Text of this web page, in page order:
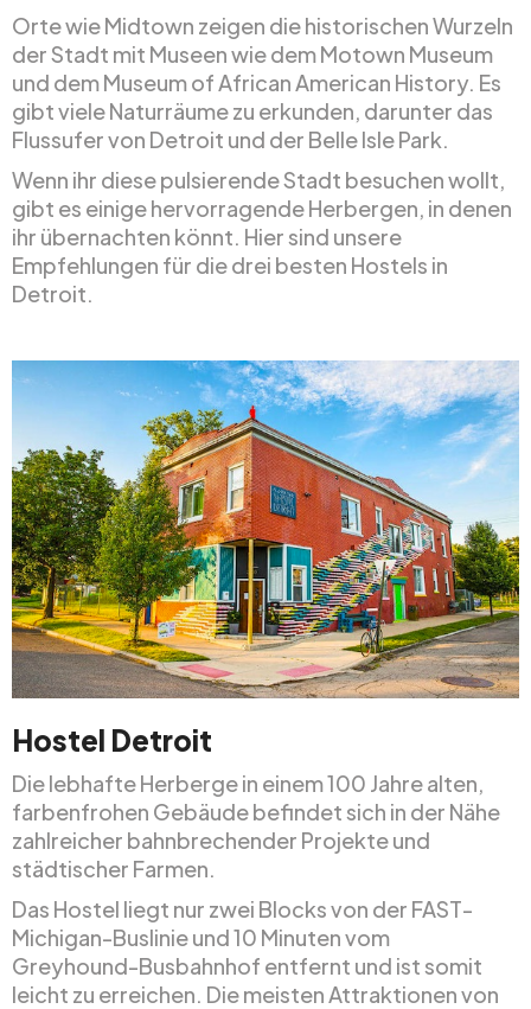
Orte wie Midtown zeigen die historischen Wurzeln
der Stadt mit Museen wie dem Motown Museum
und dem Museum of African American History. Es
gibt viele Naturräume zu erkunden, darunter das
Flussufer von Detroit und der Belle Isle Park.
Wenn ihr diese pulsierende Stadt besuchen wollt,
gibt es einige hervorragende Herbergen, in denen
ihr übernachten könnt. Hier sind unsere
Empfehlungen für die drei besten Hostels in
Detroit.
Hostel Detroit
Die lebhafte Herberge in einem 100 Jahre alten,
farbenfrohen Gebäude befindet sich in der Nähe
zahlreicher bahnbrechender Projekte und
städtischer Farmen.
Das Hostel liegt nur zwei Blocks von der FAST-
Michigan-Buslinie und 10 Minuten vom
Greyhound-Busbahnhof entfernt und ist somit
leicht zu erreichen. Die meisten Attraktionen von